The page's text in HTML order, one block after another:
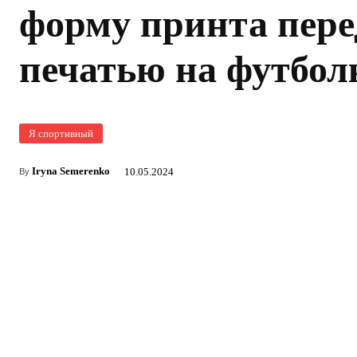
форму принта
печатью на
Я спортивный
By Iryna Semerenko 10.05.2024